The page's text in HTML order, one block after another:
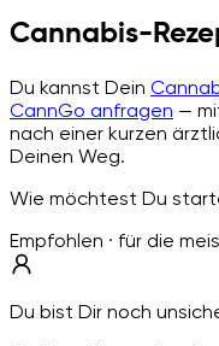
Cannabis-
Du kannst Dein
CannGo anfragen —
nach einer kurzen
Deinen Weg.
Wie möchtest Du
Empfohlen · für die
Du bist Dir noch